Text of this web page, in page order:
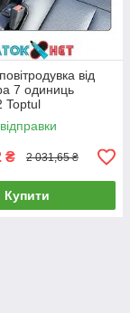
від
7 одиниць
Toptul
₴ 2 031,65 ₴
Купити